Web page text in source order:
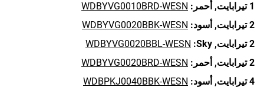
1 تيرابايت,
أحمر: WDBYVG0010BRD-WESN
2 تيرابايت,
أسود: WDBYVG0020BBK-WESN
2 تيرابايت,
Sky:
WDBYVG0020BBL-WESN
2 تيرابايت,
أحمر: WDBYVG0020BRD-WESN
4 تيرابايت,
أسود: WDBPKJ0040BBK-WESN